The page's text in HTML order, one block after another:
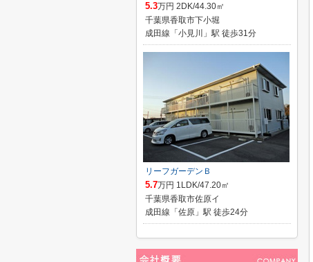
5.3万円 2DK/44.30㎡
千葉県香取市下小堀
成田線「小見川」駅 徒歩31分
リーフガーデンＢ
5.7万円 1LDK/47.20㎡
千葉県香取市佐原イ
成田線「佐原」駅 徒歩24分